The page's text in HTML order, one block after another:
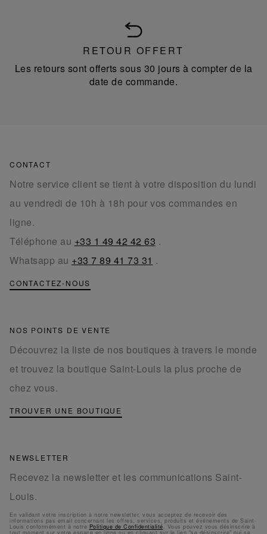
RETOUR OFFERT
Les retours sont offerts sous 30 jours à compter de la
date de commande.
CONTACT
Notre service client se tient à votre disposition du lundi
au vendredi de 10h à 18h pour vos commandes en
ligne.
Téléphone au +33 1 49 42 42 63 .
Whatsapp au +33 7 89 41 73 31 .
CONTACTEZ-NOUS
NOS POINTS DE VENTE
Découvrez la liste de nos boutiques à travers le monde
et trouvez la boutique Saint-Louis la plus proche de
chez vous.
TROUVER UNE BOUTIQUE
NEWSLETTER
Recevez la newsletter et les communications Saint-
Louis.
En validant votre inscription à notre newsletter, vous acceptez de recevoir des
informations pas email concernant les offres, services, produits et événements de Saint-
Louis conformément à notre Politique de Confidentialité. Vous pouvez vous désinscrire à